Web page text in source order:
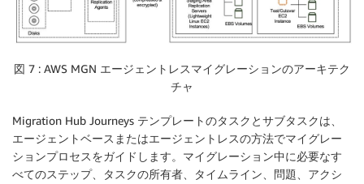
図 7 : AWS MGN エージェントレスマイグレーションのアーキテク
チャ
Migration Hub Journeys テンプレートのタスクとサブタスクは、
エージェントベースまたはエージェントレスの方法でマイグレー
ションプロセスをガイドします。マイグレーション中に必要なす
べてのステップ、タスクの所有者、タイムライン、問題、アクシ